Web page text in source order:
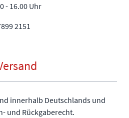
- 16.00 Uhr
2151
innerhalb Deutschlands und
und Rückgaberecht.